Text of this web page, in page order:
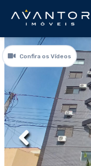
Confira os Vídeos